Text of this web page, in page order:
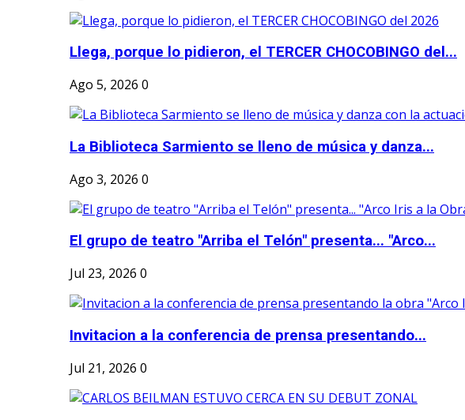
Llega, porque lo pidieron, el TERCER CHOCOBINGO del...
Ago 5, 2026 0
La Biblioteca Sarmiento se lleno de música y danza...
Ago 3, 2026 0
El grupo de teatro "Arriba el Telón" presenta... "Arco...
Jul 23, 2026 0
Invitacion a la conferencia de prensa presentando...
Jul 21, 2026 0